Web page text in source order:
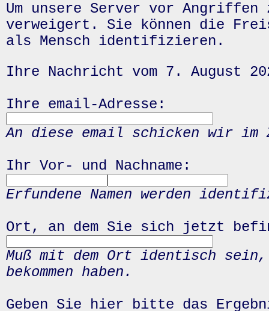
Um unsere Server vor
verweigert. Sie können die
als Mensch identifizieren.
Ihre Nachricht vom 7. August
Ihre email-Adresse:
An diese email schicken wir
Ihr Vor- und Nachname:
Erfundene Namen werden
Ort, an dem Sie sich jetzt
Muß mit dem Ort identisch
bekommen haben.
Geben Sie hier bitte das